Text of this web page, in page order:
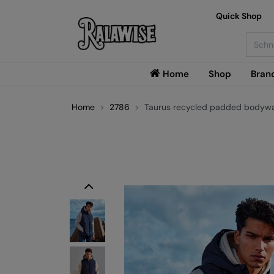
Home Shop
Quick Shop
Home 2786 Taurus recycled padded
Previous